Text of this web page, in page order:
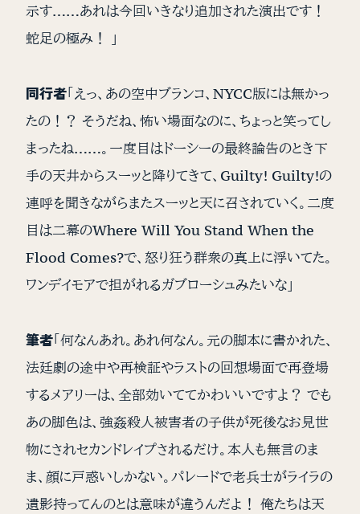
示す……あれは今回いきなり追加された演出です！
蛇足の極み！ 」
同行者「えっ、あの空中ブランコ、NYCC版には無かっ
たの！？ そうだね、怖い場面なのに、ちょっと笑ってし
まったね……。一度目はドーシーの最終論告のとき下
手の天井からスーッと降りてきて、Guilty! Guilty!の
連呼を聞きながらまたスーッと天に召されていく。二度
目は二幕のWhere Will You Stand When the
Flood Comes?で、怒り狂う群衆の真上に浮いてた。
ワンデイモアで担がれるガブローシュみたいな」
筆者「何なんあれ。あれ何なん。元の脚本に書かれた、
法廷劇の途中や再検証やラストの回想場面で再登場
するメアリーは、全部効いててかわいいですよ？ でも
あの脚色は、強姦殺人被害者の子供が死後なお見世
物にされセカンドレイプされるだけ。本人も無言のま
ま、顔に戸惑いしかない。パレードで老兵士がライラの
遺影持ってんのとは意味が違うんだよ！ 俺たちは天